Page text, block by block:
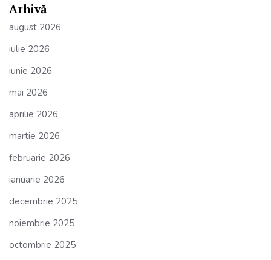
Arhivă
august 2026
iulie 2026
iunie 2026
mai 2026
aprilie 2026
martie 2026
februarie 2026
ianuarie 2026
decembrie 2025
noiembrie 2025
octombrie 2025